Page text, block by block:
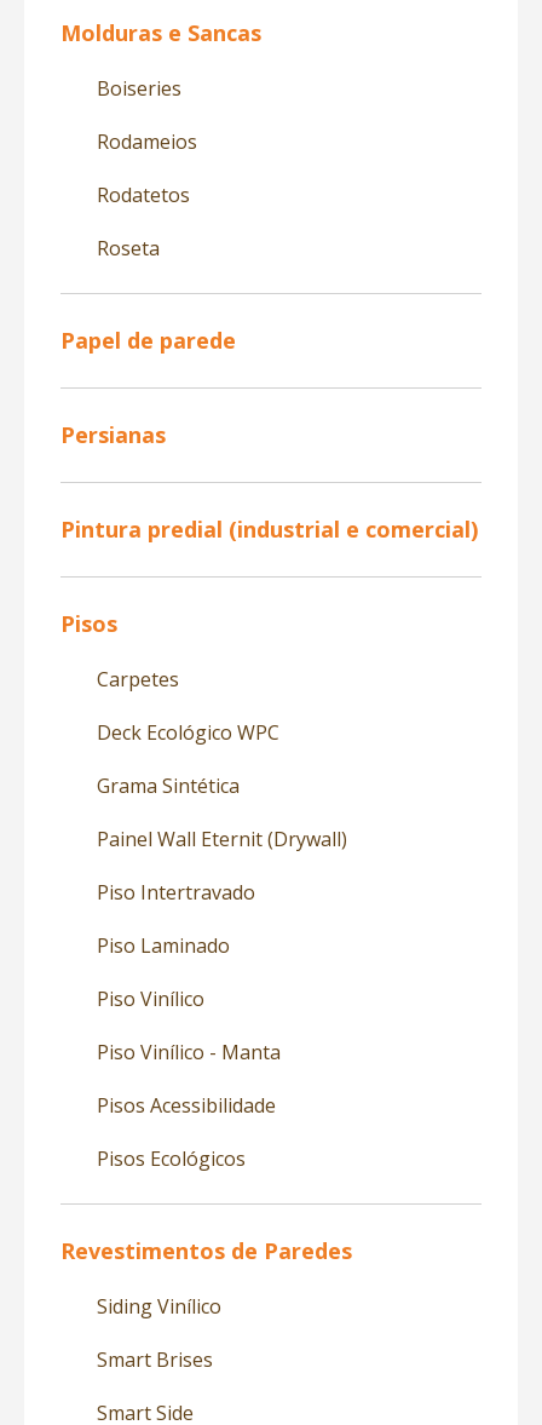
Molduras e Sancas
Boiseries
Rodameios
Rodatetos
Roseta
Papel de parede
Persianas
Pintura predial (industrial e comercial)
Pisos
Carpetes
Deck Ecológico WPC
Grama Sintética
Painel Wall Eternit (Drywall)
Piso Intertravado
Piso Laminado
Piso Vinílico
Piso Vinílico - Manta
Pisos Acessibilidade
Pisos Ecológicos
Revestimentos de Paredes
Siding Vinílico
Smart Brises
Smart Side